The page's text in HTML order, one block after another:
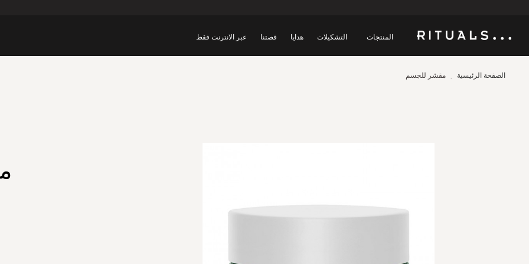
المنتجات التشكيلات هدايا قصتنا عبر الانترنت فقط
الصفحة الرئيسية مقشر للجسم